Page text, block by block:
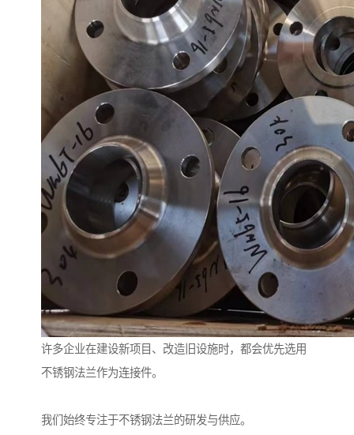
许多企业在建设新项目、改造旧设施时，都会优先选用
不锈钢法兰作为连接件。
我们始终专注于不锈钢法兰的研发与供应。